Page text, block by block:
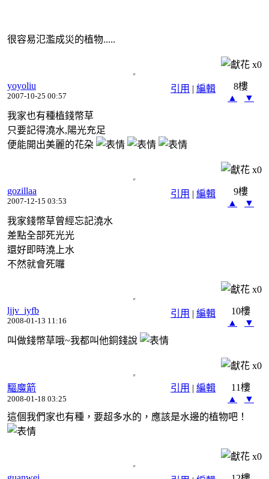
很容易氾濫成災的植物.....
x0
引用 | 編輯
yoyoliu
2007-10-25 00:57
8樓
▲
▼
我家也有種植錢幣草
只要記得澆水,陽光充足
便能開出美麗的花朶
x0
引用 | 編輯
gozillaa
2007-12-15 03:53
9樓
▲
▼
我家錢幣草曾經忘記澆水
差點全部死光光
還好即時澆上水
不然就會死囉
x0
引用 | 編輯
ljjv_iyfb
2008-01-13 11:16
10樓
▲
▼
叫做錢幣草哦~我都叫他銅錢說
x0
引用 | 編輯
驅魔箭
2008-01-18 03:25
11樓
▲
▼
這個我們家也有種，要超多水的，應該是水邊的植物吧！
x0